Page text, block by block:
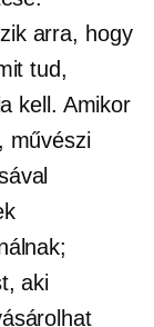
arra, hogy
tud,
kell. Amikor
művészi
aki